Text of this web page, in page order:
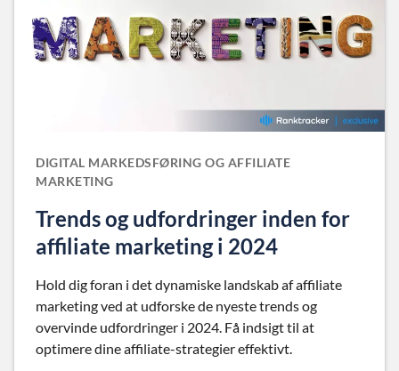
DIGITAL MARKEDSFØRING OG AFFILIATE
MARKETING
Trends og udfordringer inden for
affiliate marketing i 2024
Hold dig foran i det dynamiske landskab af affiliate
marketing ved at udforske de nyeste trends og
overvinde udfordringer i 2024. Få indsigt til at
optimere dine affiliate-strategier effektivt.